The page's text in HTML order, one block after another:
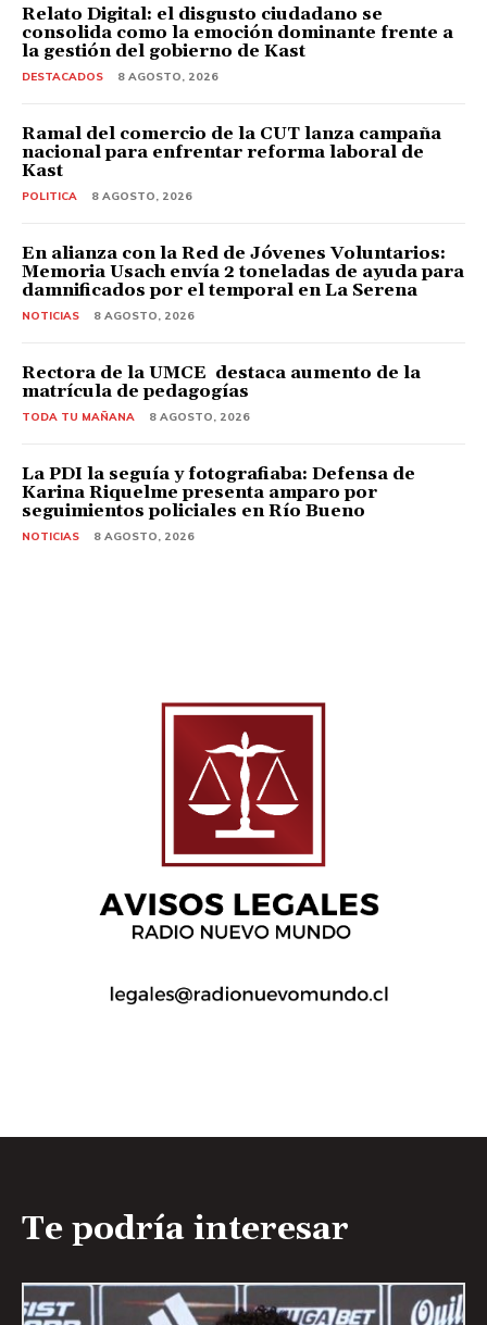
Relato Digital: el disgusto ciudadano se
consolida como la emoción dominante frente a
la gestión del gobierno de Kast
DESTACADOS 8 AGOSTO, 2026
Ramal del comercio de la CUT lanza campaña
nacional para enfrentar reforma laboral de
Kast
POLITICA 8 AGOSTO, 2026
En alianza con la Red de Jóvenes Voluntarios:
Memoria Usach envía 2 toneladas de ayuda para
damnificados por el temporal en La Serena
NOTICIAS 8 AGOSTO, 2026
Rectora de la UMCE destaca aumento de la
matrícula de pedagogías
TODA TU MAÑANA 8 AGOSTO, 2026
La PDI la seguía y fotografiaba: Defensa de
Karina Riquelme presenta amparo por
seguimientos policiales en Río Bueno
NOTICIAS 8 AGOSTO, 2026
Te podría interesar